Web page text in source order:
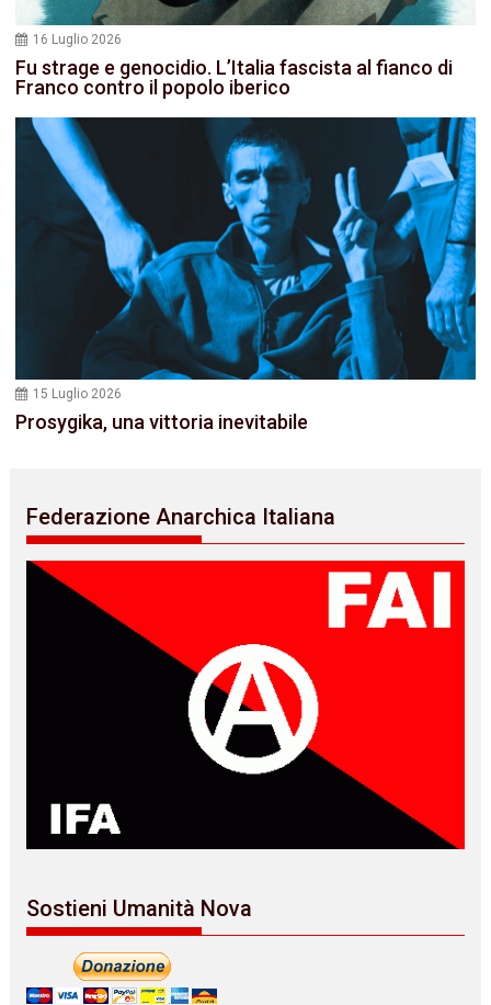
16 Luglio 2026
Fu strage e genocidio. L’Italia fascista al fianco di
Franco contro il popolo iberico
15 Luglio 2026
Prosygika, una vittoria inevitabile
Federazione Anarchica Italiana
Sostieni Umanità Nova